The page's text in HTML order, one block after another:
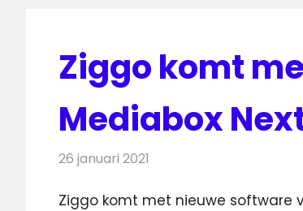
Ziggo komt
Mediabox
26 januari 2021
Ziggo komt met nieuwe software